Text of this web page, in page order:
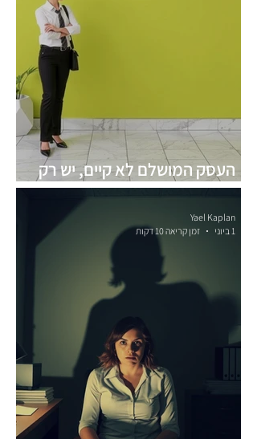
העסק המושלם לא קיים, יש רק
העסק שמתאים לך
Yael Kaplan
1 ביוני
זמן קריאה 10 דקות